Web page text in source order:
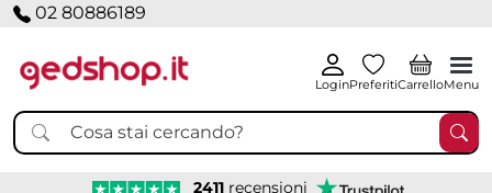
02 80886189
LoginPreferitiCarrelloMenu
2411 recensioni